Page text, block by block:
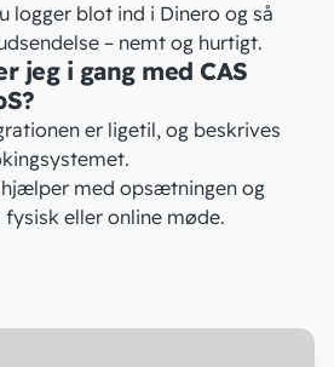
logger blot ind i Dinero og så
– nemt og hurtigt.
jeg i gang med CAS
er ligetil, og beskrives
med opsætningen og
eller online møde.